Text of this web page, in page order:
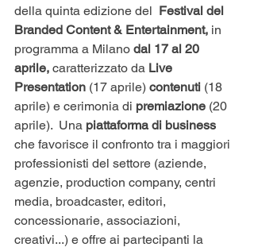
della quinta edizione del Festival del
Branded Content & Entertainment, in
programma a Milano dal 17 al 20
aprile, caratterizzato da Live
Presentation (17 aprile) contenuti (18
aprile) e cerimonia di premiazione (20
aprile).  Una piattaforma di business
che favorisce il confronto tra i maggiori
professionisti del settore (aziende,
agenzie, production company, centri
media, broadcaster, editori,
concessionarie, associazioni,
creativi...) e offre ai partecipanti la